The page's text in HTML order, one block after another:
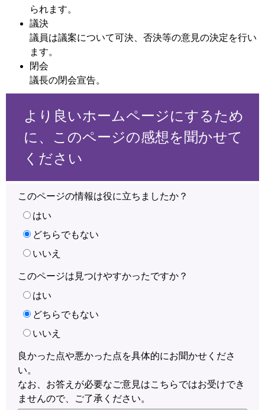
られます。
議決
議員は議案について可決、否決等の意見の決定を行い
ます。
閉会
議長の閉会宣告。
より良いホームページにするため
に、このページの感想を聞かせて
ください
このページの情報は役に立ちましたか？
はい
どちらでもない
いいえ
このページは見つけやすかったですか？
はい
どちらでもない
いいえ
良かった点や悪かった点を具体的にお聞かせくださ
い。
なお、お答えが必要なご意見はこちらではお受けでき
ませんので、ご了承ください。